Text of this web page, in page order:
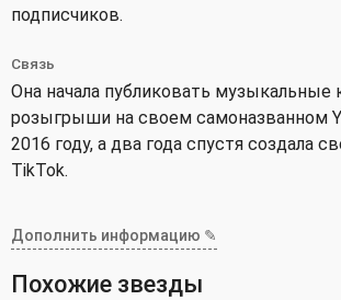
подписчиков.
Связь
Она начала публиковать музыкальные
розыгрыши на своем самоназванном
2016 году, а два года спустя создала
TikTok.
Дополнить информацию ✎
Похожие звезды